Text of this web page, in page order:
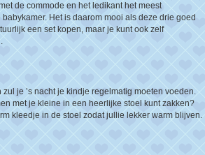
de commode en het ledikant het meest
Het is daarom mooi als deze drie goed
een set kopen, maar je kunt ook zelf
je ’s nacht je kindje regelmatig moeten voeden.
met je kleine in een heerlijke stoel kunt zakken?
kleedje in de stoel zodat jullie lekker warm blijven.